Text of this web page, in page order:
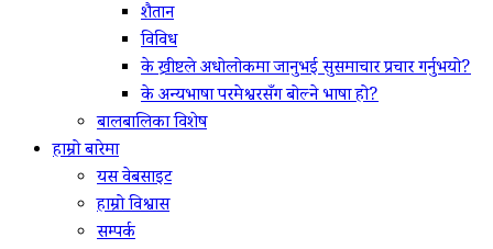
शैतान
विविध
के ख्रीष्टले अधोलोकमा जानुभई सुसमाचार प्रचार गर्नुभयो?
के अन्यभाषा परमेश्वरसँग बोल्ने भाषा हो?
बालबालिका विशेष
हाम्रो बारेमा
यस वेबसाइट
हाम्रो विश्वास
सम्पर्क